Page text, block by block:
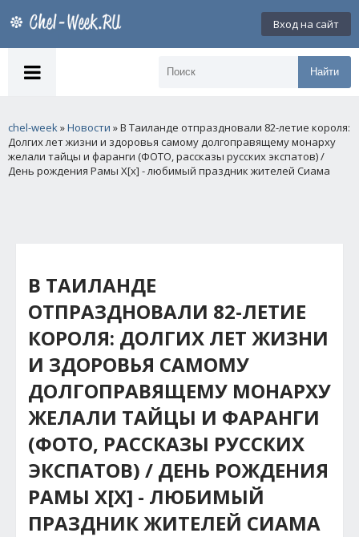
Вход на сайт
Найти
chel-week»Новости » В Таиланде отпраздновали 82-летие короля:
Долгих лет жизни и здоровья самому долгоправящему монарху
желали тайцы и фаранги (ФОТО, рассказы русских экспатов) /
День рождения Рамы Х[x] - любимый праздник жителей Сиама
В ТАИЛАНДЕ
ОТПРАЗДНОВАЛИ 82-ЛЕТИЕ
КОРОЛЯ: ДОЛГИХ ЛЕТ ЖИЗНИ
И ЗДОРОВЬЯ САМОМУ
ДОЛГОПРАВЯЩЕМУ МОНАРХУ
ЖЕЛАЛИ ТАЙЦЫ И ФАРАНГИ
(ФОТО, РАССКАЗЫ РУССКИХ
ЭКСПАТОВ) / ДЕНЬ РОЖДЕНИЯ
РАМЫ Х[X] - ЛЮБИМЫЙ
ПРАЗДНИК ЖИТЕЛЕЙ СИАМА